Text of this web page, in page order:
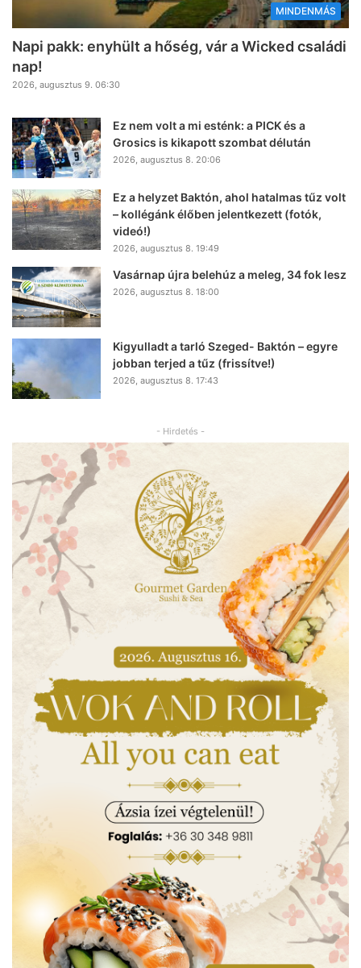
MINDENMÁS
Napi pakk: enyhült a hőség, vár a Wicked családi
nap!
2026, augusztus 9. 06:30
Ez nem volt a mi esténk: a PICK és a
Grosics is kikapott szombat délután
2026, augusztus 8. 20:06
Ez a helyzet Baktón, ahol hatalmas tűz volt
– kollégánk élőben jelentkezett (fotók,
videó!)
2026, augusztus 8. 19:49
Vasárnap újra belehúz a meleg, 34 fok lesz
2026, augusztus 8. 18:00
Kigyulladt a tarló Szeged- Baktón – egyre
jobban terjed a tűz (frissítve!)
2026, augusztus 8. 17:43
- Hirdetés -